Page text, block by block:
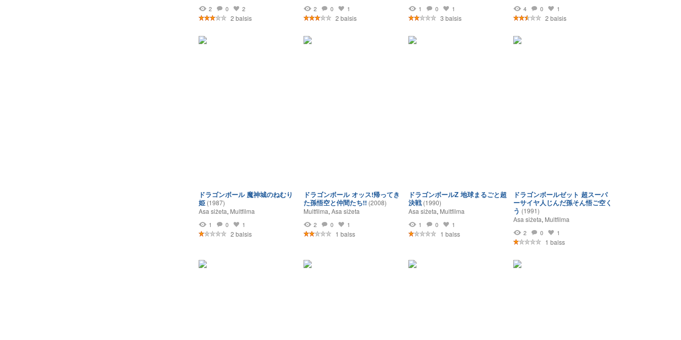
2 0 2
2 balsis
2 0 1
2 balsis
1 0 1
3 balsis
4 0 1
2 balsis
ドラゴンボール 魔神城のねむり
姫 (1987)
Asa sižeta, Multfilma
1 0 1
2 balsis
ドラゴンボール オッス!帰ってき
た孫悟空と仲間たち!! (2008)
Multfilma, Asa sižeta
2 0 1
1 balss
ドラゴンボールZ 地球まるごと超
決戦 (1990)
Asa sižeta, Multfilma
1 0 1
1 balss
ドラゴンボールゼット 超スーパ
ーサイヤ人じんだ孫そん悟ご空く
う (1991)
Asa sižeta, Multfilma
2 0 1
1 balss